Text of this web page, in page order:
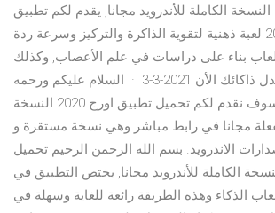
الكاملة للأندرويد مجانا, يقدم لكم تطبيق
شعلة أكثر من 20 لعبة ذهنية لتقوية الذاكرة والتركيز وسرعة ردة
بناء على دراسات في علم الأعصاب, وكذلك
يمكن ان تكتشف معدل ذاكائك الأن 2021-3-3 · السلام عليكم ورحمه
الله وبركاته اليوم سوف نقدم لكم تحميل تطبيق اورج 2020 النسخة
مجانا في رابط مباشر وهي نسخة مستقرة و
الاندرويد. بسم الله الرحمن الرحيم تحميل
الكاملة للأندرويد مجانا, يختص التطبيق في
الذكاء وهذه الطريقة رائعة للغاية وسهلة في